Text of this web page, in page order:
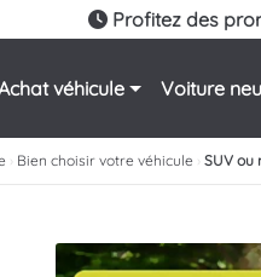
Profitez des
véhicule Voiture
› Bien choisir votre véhicule › SUV ou